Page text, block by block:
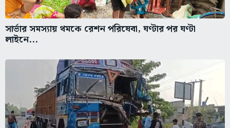
সার্ভার সমস্যায় থমকে রেশন পরিষেবা, ঘণ্টার পর ঘণ্টা
লাইনে...